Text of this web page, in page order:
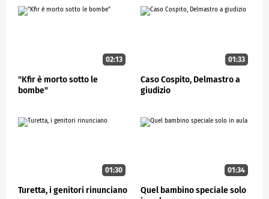
02:13
"Kfir è morto sotto le
bombe"
01:33
Caso Cospito, Delmastro a
giudizio
01:30
Turetta, i genitori rinunciano
01:34
Quel bambino speciale solo